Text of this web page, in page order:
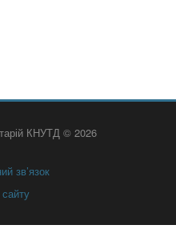
КНУТД © 2026
зв’язок